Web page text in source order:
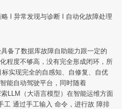
l 异常发现与诊断 l 自动化故障处理
备了数据库故障自助能力跟一定的
程度不够高，没有完全形成闭环，所
实现完全的自感知、自修复、自优
能自动驾驶平台，同时随着
LLM（大语言模型）在智能运维方面
工 通过手工输入 命令，进行故 障排